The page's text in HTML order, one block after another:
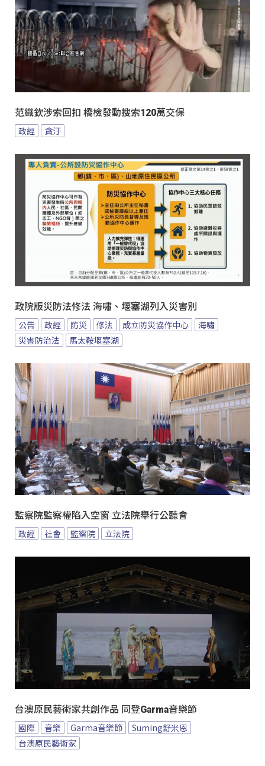
范織欽涉索回扣 橋檢發動搜索120萬交保
政經 貪汙
政院版災防法修法 海嘯、堰塞湖列入災害別
公告 政經 防災 修法 成立防災協作中心
海嘯
災害防治法
馬太鞍堰塞湖
監察院監察權陷入空窗 立法院舉行公聽會
政經 社會 監察院 立法院
台澳原民藝術家共創作品 同登Garma音樂節
國際 音樂 Garma音樂節
Suming舒米恩
台澳原民藝術家